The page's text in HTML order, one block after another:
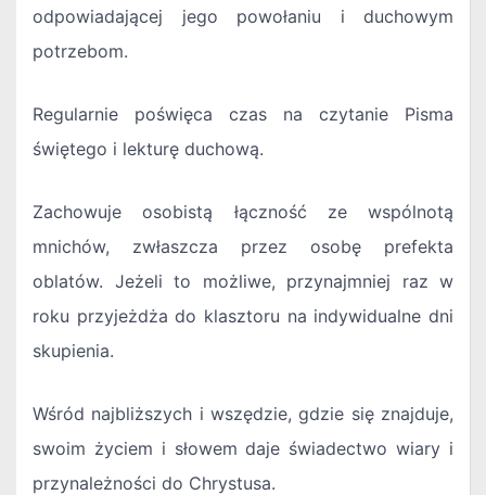
odpowiadającej jego powołaniu i duchowym
potrzebom.
Regularnie poświęca czas na czytanie Pisma
świętego i lekturę duchową.
Zachowuje osobistą łączność ze wspólnotą
mnichów, zwłaszcza przez osobę prefekta
oblatów. Jeżeli to możliwe, przynajmniej raz w
roku przyjeżdża do klasztoru na indywidualne dni
skupienia.
Wśród najbliższych i wszędzie, gdzie się znajduje,
swoim życiem i słowem daje świadectwo wiary i
przynależności do Chrystusa.